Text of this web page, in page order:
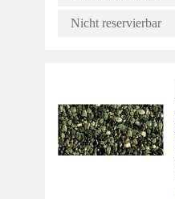
Nicht reservierbar